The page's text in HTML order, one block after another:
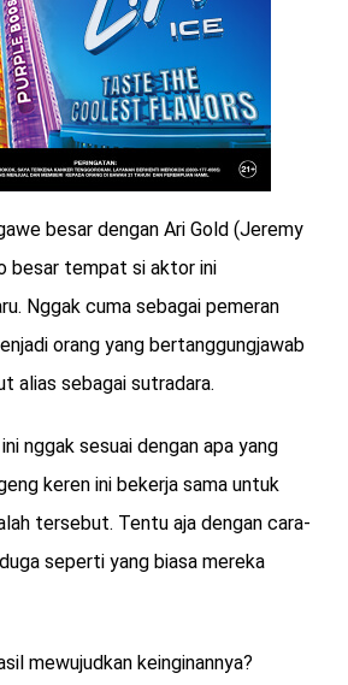
besar dengan Ari Gold (Jeremy
besar tempat si aktor ini
Nggak cuma sebagai pemeran
orang yang bertanggungjawab
alias sebagai sutradara.
nggak sesuai dengan apa yang
keren ini bekerja sama untuk
tersebut. Tentu aja dengan cara-
seperti yang biasa mereka
mewujudkan keinginannya?